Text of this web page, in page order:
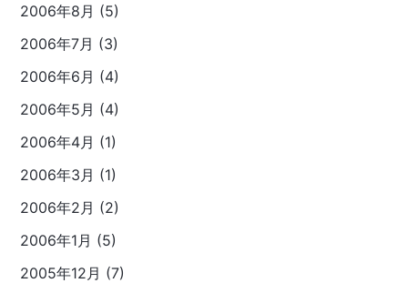
2006年8月 (5)
2006年7月 (3)
2006年6月 (4)
2006年5月 (4)
2006年4月 (1)
2006年3月 (1)
2006年2月 (2)
2006年1月 (5)
2005年12月 (7)